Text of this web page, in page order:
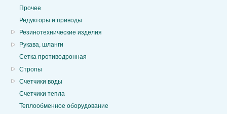
Прочее
Редукторы и приводы
Резинотехнические изделия
Рукава, шланги
Сетка противодронная
Стропы
Счетчики воды
Счетчики тепла
Теплообменное оборудование